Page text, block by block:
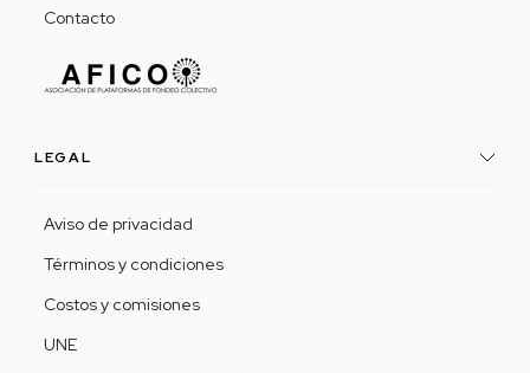
Contacto
LEGAL
Aviso de privacidad
Términos y condiciones
Costos y comisiones
UNE